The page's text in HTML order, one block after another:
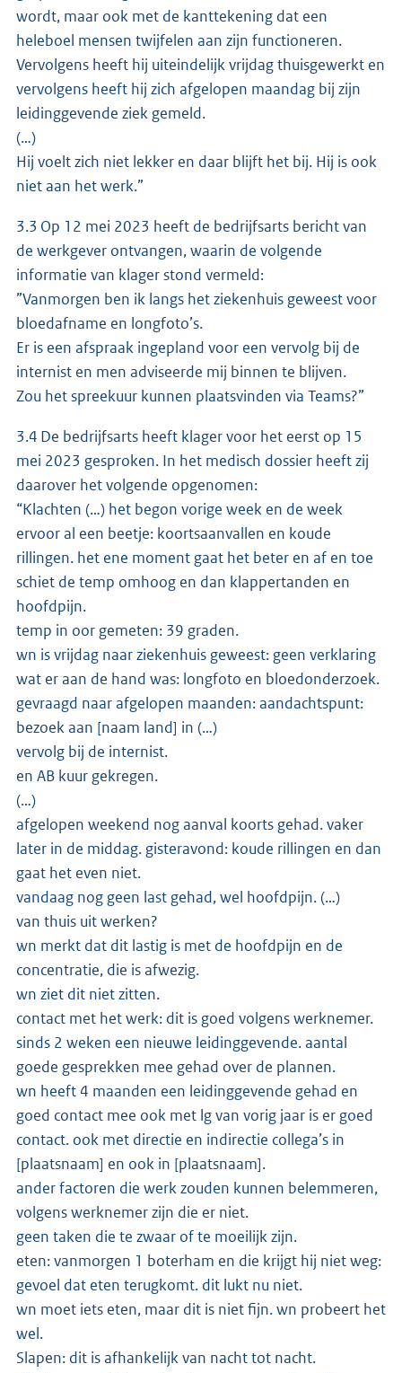
wordt, maar ook met de kanttekening dat een
heleboel mensen twijfelen aan zijn functioneren.
Vervolgens heeft hij uiteindelijk vrijdag thuisgewerkt en
vervolgens heeft hij zich afgelopen maandag bij zijn
leidinggevende ziek gemeld.
(…)
Hij voelt zich niet lekker en daar blijft het bij. Hij is ook
niet aan het werk.”
3.3 Op 12 mei 2023 heeft de bedrijfsarts bericht van
de werkgever ontvangen, waarin de volgende
informatie van klager stond vermeld:
”Vanmorgen ben ik langs het ziekenhuis geweest voor
bloedafname en longfoto’s.
Er is een afspraak ingepland voor een vervolg bij de
internist en men adviseerde mij binnen te blijven.
Zou het spreekuur kunnen plaatsvinden via Teams?”
3.4 De bedrijfsarts heeft klager voor het eerst op 15
mei 2023 gesproken. In het medisch dossier heeft zij
daarover het volgende opgenomen:
“Klachten (…) het begon vorige week en de week
ervoor al een beetje: koortsaanvallen en koude
rillingen. het ene moment gaat het beter en af en toe
schiet de temp omhoog en dan klappertanden en
hoofdpijn.
temp in oor gemeten: 39 graden.
wn is vrijdag naar ziekenhuis geweest: geen verklaring
wat er aan de hand was: longfoto en bloedonderzoek.
gevraagd naar afgelopen maanden: aandachtspunt:
bezoek aan [naam land] in (…)
vervolg bij de internist.
en AB kuur gekregen.
(…)
afgelopen weekend nog aanval koorts gehad. vaker
later in de middag. gisteravond: koude rillingen en dan
gaat het even niet.
vandaag nog geen last gehad, wel hoofdpijn. (…)
van thuis uit werken?
wn merkt dat dit lastig is met de hoofdpijn en de
concentratie, die is afwezig.
wn ziet dit niet zitten.
contact met het werk: dit is goed volgens werknemer.
sinds 2 weken een nieuwe leidinggevende. aantal
goede gesprekken mee gehad over de plannen.
wn heeft 4 maanden een leidinggevende gehad en
goed contact mee ook met lg van vorig jaar is er goed
contact. ook met directie en indirectie collega’s in
[plaatsnaam] en ook in [plaatsnaam].
ander factoren die werk zouden kunnen belemmeren,
volgens werknemer zijn die er niet.
geen taken die te zwaar of te moeilijk zijn.
eten: vanmorgen 1 boterham en die krijgt hij niet weg:
gevoel dat eten terugkomt. dit lukt nu niet.
wn moet iets eten, maar dit is niet fijn. wn probeert het
wel.
Slapen: dit is afhankelijk van nacht tot nacht.